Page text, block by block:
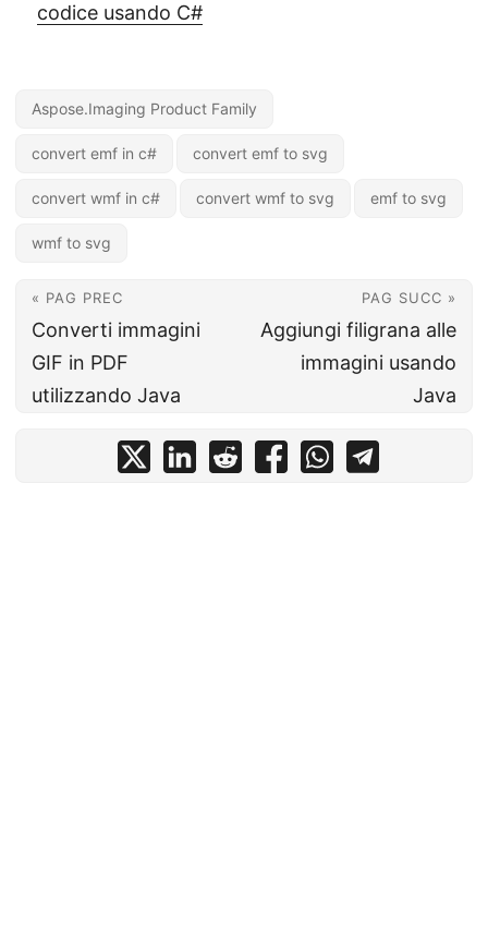
codice usando C#
Aspose.Imaging Product Family
convert emf in c# convert emf to svg
convert wmf in c# convert wmf to svg emf to svg
wmf to svg
« PAG PREC
Converti immagini
GIF in PDF
utilizzando Java
PAG SUCC »
Aggiungi filigrana alle
immagini usando
Java